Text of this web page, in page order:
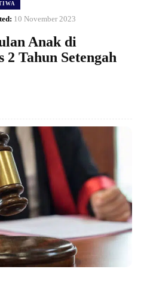
10 November 2023
Anak di
Tahun Setengah